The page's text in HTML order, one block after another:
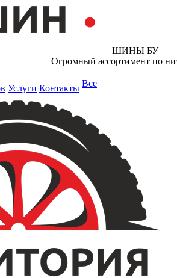
ШИНЫ БУ
Огромный ассортимент по
Услуги Контакты Все